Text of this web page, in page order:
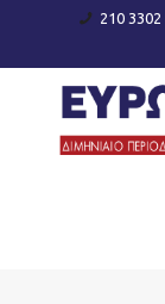
210 3302